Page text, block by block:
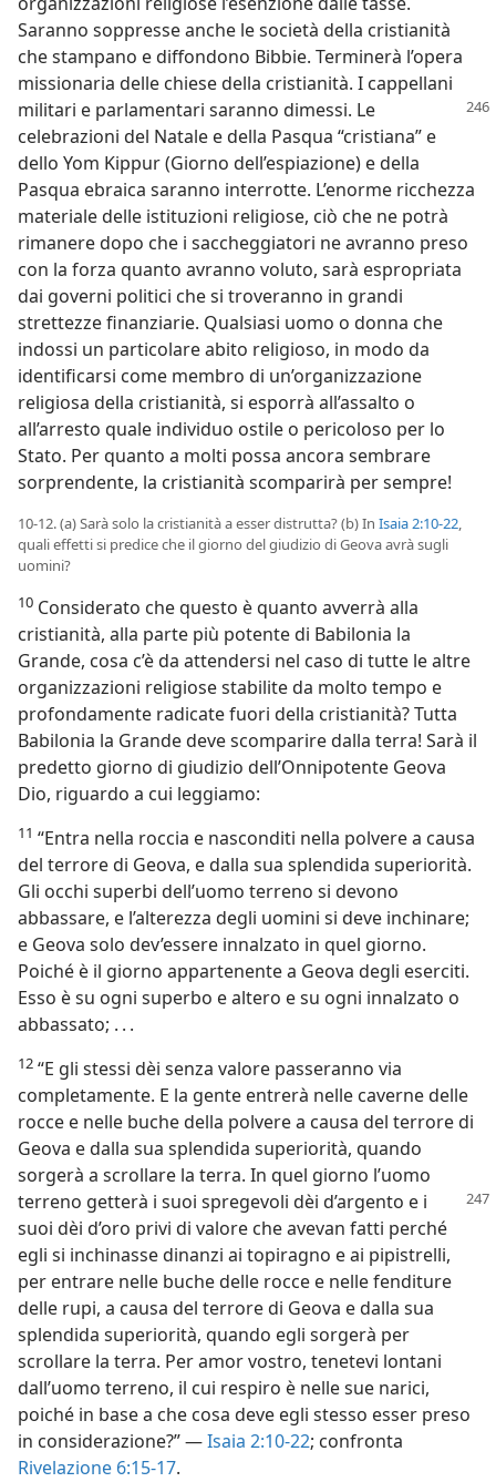
Saranno soppresse anche le società della cristianità
che stampano e diffondono Bibbie. Terminerà l’opera
missionaria delle chiese della cristianità. I cappellani
militari e parlamentari saranno dimessi. Le
celebrazioni del Natale e della Pasqua “cristiana” e
dello Yom Kippur (Giorno dell’espiazione) e della
Pasqua ebraica saranno interrotte. L’enorme ricchezza
materiale delle istituzioni religiose, ciò che ne potrà
rimanere dopo che i saccheggiatori ne avranno preso
con la forza quanto avranno voluto, sarà espropriata
dai governi politici che si troveranno in grandi
strettezze finanziarie. Qualsiasi uomo o donna che
indossi un particolare abito religioso, in modo da
identificarsi come membro di un’organizzazione
religiosa della cristianità, si esporrà all’assalto o
all’arresto quale individuo ostile o pericoloso per lo
Stato. Per quanto a molti possa ancora sembrare
sorprendente, la cristianità scomparirà per sempre!
10-12. (a) Sarà solo la cristianità a esser distrutta? (b) In Isaia 2:10-22,
quali effetti si predice che il giorno del giudizio di Geova avrà sugli
uomini?
10 Considerato che questo è quanto avverrà alla
cristianità, alla parte più potente di Babilonia la
Grande, cosa c’è da attendersi nel caso di tutte le altre
organizzazioni religiose stabilite da molto tempo e
profondamente radicate fuori della cristianità? Tutta
Babilonia la Grande deve scomparire dalla terra! Sarà il
predetto giorno di giudizio dell’Onnipotente Geova
Dio, riguardo a cui leggiamo:
11 “Entra nella roccia e nasconditi nella polvere a causa
del terrore di Geova, e dalla sua splendida superiorità.
Gli occhi superbi dell’uomo terreno si devono
abbassare, e l’alterezza degli uomini si deve inchinare;
e Geova solo dev’essere innalzato in quel giorno.
Poiché è il giorno appartenente a Geova degli eserciti.
Esso è su ogni superbo e altero e su ogni innalzato o
abbassato; . . .
12 “E gli stessi dèi senza valore passeranno via
completamente. E la gente entrerà nelle caverne delle
rocce e nelle buche della polvere a causa del terrore di
Geova e dalla sua splendida superiorità, quando
sorgerà a scrollare la terra. In quel giorno l’uomo
terreno getterà i suoi spregevoli dèi d’argento e i
suoi dèi d’oro privi di valore che avevan fatti perché
egli si inchinasse dinanzi ai topiragno e ai pipistrelli,
per entrare nelle buche delle rocce e nelle fenditure
delle rupi, a causa del terrore di Geova e dalla sua
splendida superiorità, quando egli sorgerà per
scrollare la terra. Per amor vostro, tenetevi lontani
dall’uomo terreno, il cui respiro è nelle sue narici,
poiché in base a che cosa deve egli stesso esser preso
in considerazione?” —Isaia 2:10-22; confronta
Rivelazione 6:15-17.